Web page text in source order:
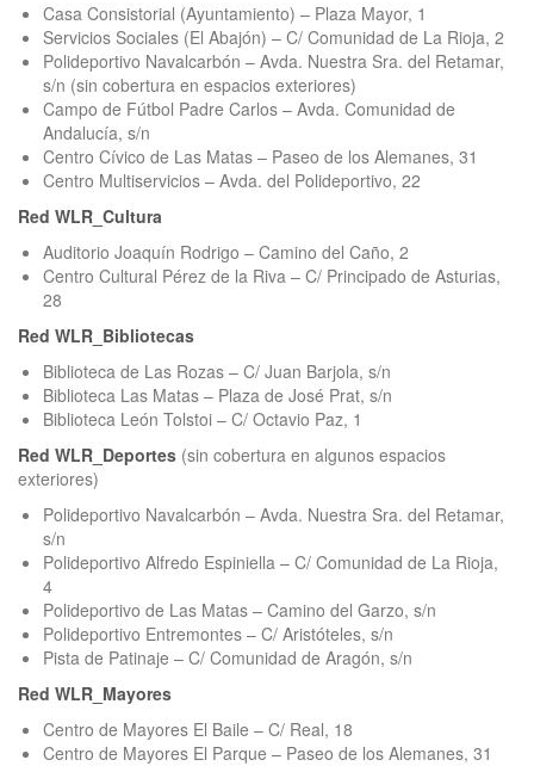
Casa Consistorial (Ayuntamiento) – Plaza Mayor, 1
Servicios Sociales (El Abajón) – C/ Comunidad de La Rioja, 2
Polideportivo Navalcarbón – Avda. Nuestra Sra. del Retamar,
s/n (sin cobertura en espacios exteriores)
Campo de Fútbol Padre Carlos – Avda. Comunidad de
Andalucía, s/n
Centro Cívico de Las Matas – Paseo de los Alemanes, 31
Centro Multiservicios – Avda. del Polideportivo, 22
Red WLR_Cultura
Auditorio Joaquín Rodrigo – Camino del Caño, 2
Centro Cultural Pérez de la Riva – C/ Principado de Asturias,
28
Red WLR_Bibliotecas
Biblioteca de Las Rozas – C/ Juan Barjola, s/n
Biblioteca Las Matas – Plaza de José Prat, s/n
Biblioteca León Tolstoi – C/ Octavio Paz, 1
Red WLR_Deportes (sin cobertura en algunos espacios
exteriores)
Polideportivo Navalcarbón – Avda. Nuestra Sra. del Retamar,
s/n
Polideportivo Alfredo Espiniella – C/ Comunidad de La Rioja,
4
Polideportivo de Las Matas – Camino del Garzo, s/n
Polideportivo Entremontes – C/ Aristóteles, s/n
Pista de Patinaje – C/ Comunidad de Aragón, s/n
Red WLR_Mayores
Centro de Mayores El Baile – C/ Real, 18
Centro de Mayores El Parque – Paseo de los Alemanes, 31